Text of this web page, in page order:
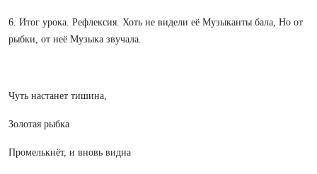
6. Итог урока. Рефлексия. Хоть не видели её Музыканты бала, Но от
рыбки, от неё Музыка звучала.
Чуть настанет тишина,
Золотая рыбка
Промелькнёт, и вновь видна